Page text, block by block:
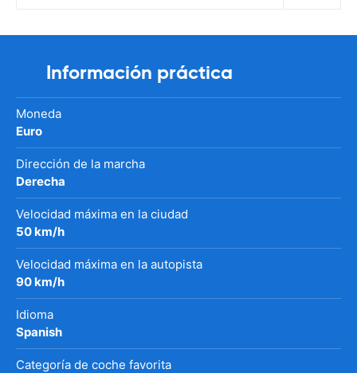
Información práctica
Moneda
Euro
Dirección de la marcha
Derecha
Velocidad máxima en la ciudad
50 km/h
Velocidad máxima en la autopista
90 km/h
Idioma
Spanish
Categoría de coche favorita